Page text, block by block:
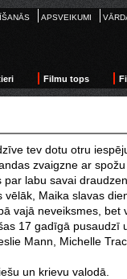
APSVEIKUMI
Filmu tops
tev dotu otru
zvaigzne ar
par labu savai
vēlāk, Maika slavas
vajā neveiksmes,
17 gadīgā pusaudzī
Mann, Michelle
un krievu valodā.